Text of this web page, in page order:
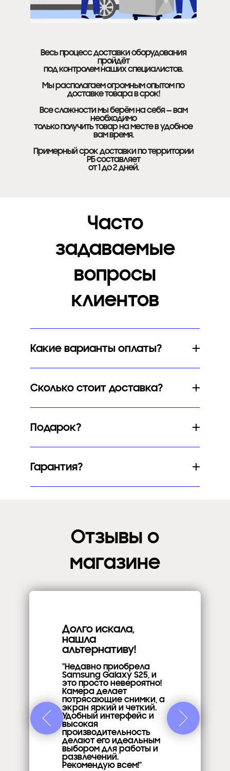
Весь процесс доставки оборудования
пройдёт
под контролем наших специалистов.
Мы располагаем огромным опытом по
доставке товара в срок!
Все сложности мы берём на себя — вам
необходимо
только получить товар на месте в удобное
вам время.
Примерный срок доставки по территории
РБ составляет
от 1 до 2 дней.
Часто
задаваемые
вопросы
клиентов
Какие варианты оплаты?
Сколько стоит доставка?
Подарок?
Гарантия?
Отзывы о
магазине
Долго искала,
нашла
альтернативу!
"Недавно приобрела
Samsung Galaxy S25, и
это просто невероятно!
Камера делает
потрясающие снимки, а
экран яркий и четкий.
Удобный интерфейс и
высокая
производительность
делают его идеальным
выбором для работы и
развлечений.
Рекомендую всем!"